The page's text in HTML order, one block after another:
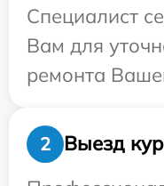
Специалист
Вам для
ремонта
2
Выезд